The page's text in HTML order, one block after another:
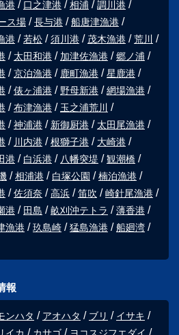
港 口之津港 相浦
調川港
ス場 長与港
船唐津漁港
港 若松 須川港 茂木漁港
荒川
太田和港 加津佐漁港
郷ノ浦
京泊漁港 鹿町漁港
星鹿港
俵ヶ浦港 野母新港
網場漁港
布津漁港
玉之浦荒川
神浦港 新御厨港
太田尾漁港
川内港 根獅子港
大崎港
港 白浜港 八幡突堤
観潮橋
相浦港 白塚公園
楠泊漁港
佐須奈 高浜 笛吹
崎針尾漁港
港 田島 畝刈沖テトラ
薄香港
漁港 玖島崎 猛島漁港
船廻湾
報
ンハタ アオハタ ブリ
イサキ
イカ カサゴ ヨコスジフエダイ